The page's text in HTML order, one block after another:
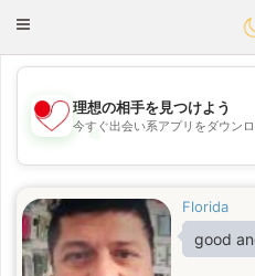
日
Toggle
💖
理想の相手を見つけよう
今すぐ出会い系アプリをダウンロ
Florida
good